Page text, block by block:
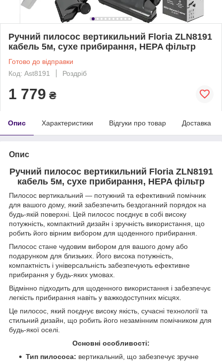
Ручний пилосос вертикильний Floria ZLN8191
кабель 5м, сухе прибирання, HEPA фільтр
Готово до відправки
Код: Ast8191
Роздріб
1 779 ₴
Опис Характеристики Відгуки про товар Доставка
Опис
Ручний пилосос вертикильний Floria ZLN8191
кабель 5м, сухе прибирання, HEPA фільтр
Пилосос вертикальний — потужний та ефективний помічник
для вашого дому, який забезпечить бездоганний порядок на
будь-якій поверхні. Цей пилосос поєднує в собі високу
потужність, компактний дизайн і зручність використання, що
робить його вірним вибором для щоденного прибирання.
Пилосос стане чудовим вибором для вашого дому або
подарунком для близьких. Його висока потужність,
компактність і універсальність забезпечують ефективне
прибирання у будь-яких умовах.
Відмінно підходить для щоденного використання і забезпечує
легкість прибирання навіть у важкодоступних місцях.
Це пилосос, який поєднує високу якість, сучасні технології та
стильний дизайн, що робить його незамінним помічником для
будь-якої оселі.
Основні особливості:
Тип пилососа: вертикальний, що забезпечує зручне